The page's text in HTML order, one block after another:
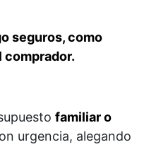
seguros, como
comprador.
familiar o
urgencia, alegando